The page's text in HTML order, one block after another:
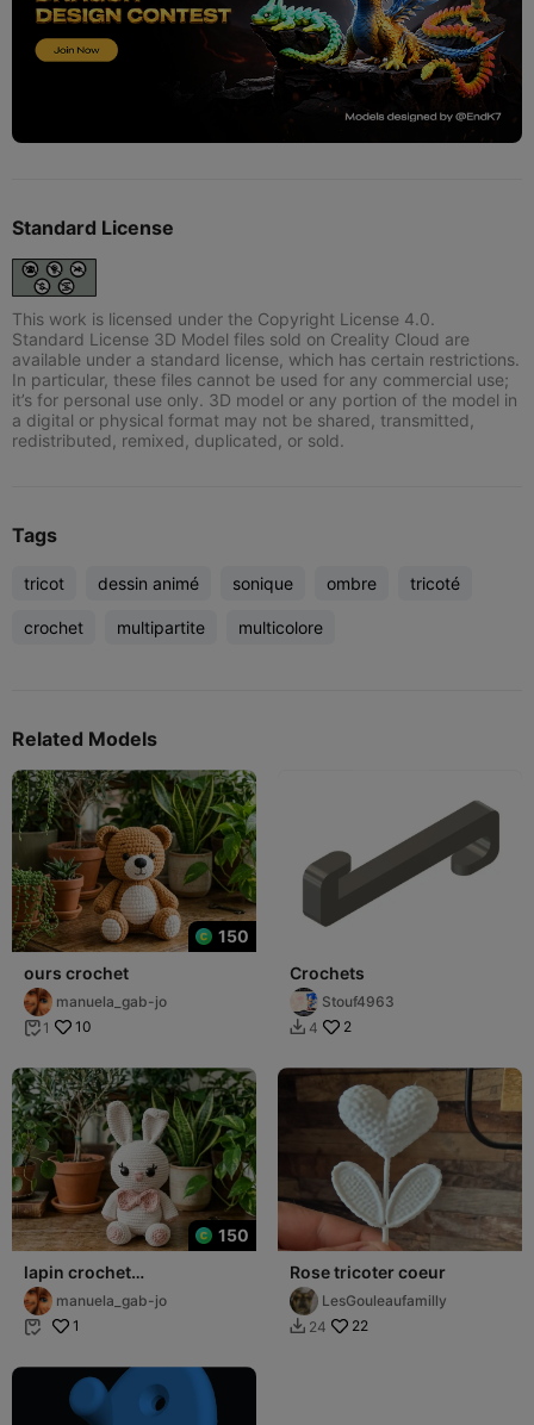
Standard License
This work is licensed under the Copyright License 4.0.
Standard License 3D Model files sold on Creality Cloud are
available under a standard license, which has certain restrictions.
In particular, these files cannot be used for any commercial use;
it’s for personal use only. 3D model or any portion of the model in
a digital or physical format may not be shared, transmitted,
redistributed, remixed, duplicated, or sold.
Tags
tricot dessin animé sonique ombre tricoté
crochet multipartite multicolore
Related Models
150
ours crochet
manuela_gab-jo
 1 10
Crochets
Stouf4963
 4 2
150
lapin crochet
monochrome
manuela_gab-jo
 1
Rose tricoter coeur
LesGouleaufamilly
 24 22